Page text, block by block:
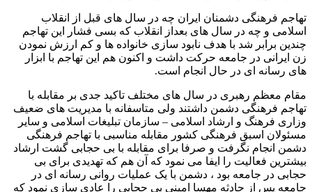
تهاجم فرهنگی دشمنان ایران چه در سال های قبل از انقلاب
اسلامی و چه در سال های بعداز انقلاب که بسی فشار این تهاجم
چندین برابر شد با هدف نابود سازی خانواده ها و کم ارزش نمودن
زن ایرانی در جامعه حرکت داشت و اکنون هم این تهاجم با ابزار
های رسانه ای در حال انجام است.
مقام معظم رهبری در سال های مختلف تاکید جدی بر مقابله با
تهاجم فرهنگی دشمن داشتند ولی متاسفانه با مدیریت های ضعیف
وزاری فرهنگ و ارشاد اسلامی – سازمان تبلیغات اسلامی و سایر
مسئولان اسبق فرهنگی کشور مقابله مناسبی با تهاجم فرهنگی
دشمن انجام نگرفت و صرفا برای مقابله با بی حجابی گشت ارشاد
بیشترین فعالیت را ایفا می نمود که آن هم که تهدیدی برای بی
حجابی در جامعه بود ، دشمن با یک عملیات روانی رسانه ای در
جامعه پس از حادثه مهسا امینی بی حجابی را عادی سازی نمود که